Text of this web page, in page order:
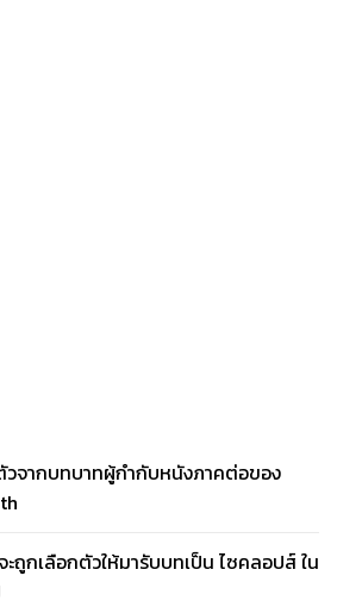
วจากบทบาทผู้กำกับหนังภาคต่อของ
ถูกเลือกตัวให้มารับบทเป็น ไซคลอปส์ ใน